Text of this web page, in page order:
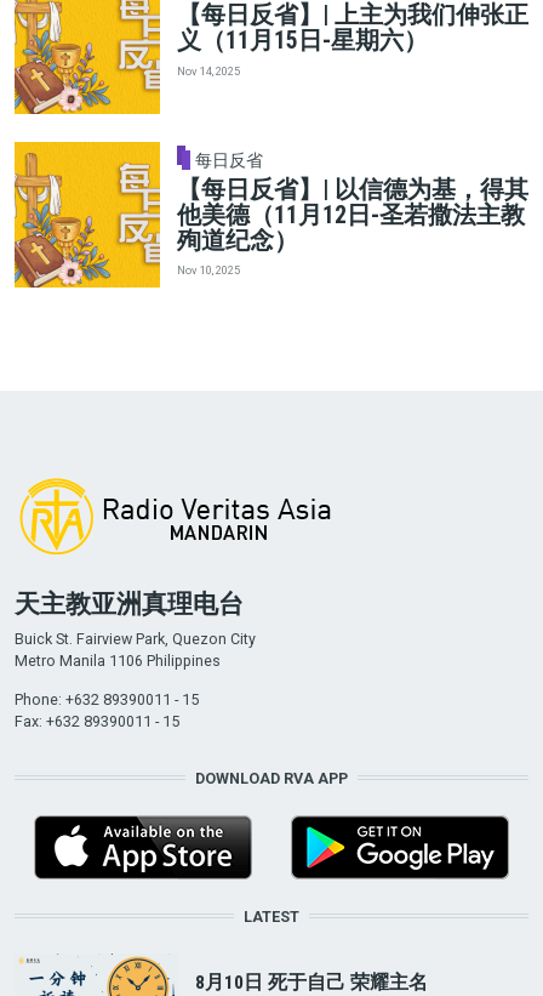
【每日反省】| 上主为我们伸张正
义（11月15日-星期六）
Nov 14, 2025
每日反省
【每日反省】| 以信德为基，得其
他美德（11月12日-圣若撒法主教
殉道纪念）
Nov 10, 2025
天主教亚洲真理电台
Buick St. Fairview Park, Quezon City
Metro Manila 1106 Philippines
Phone: +632 89390011 - 15
Fax: +632 89390011 - 15
DOWNLOAD RVA APP
LATEST
8月10日 死于自己 荣耀主名